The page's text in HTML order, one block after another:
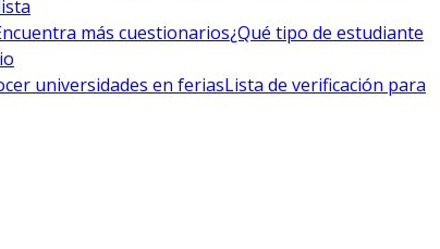
más cuestionarios¿Qué tipo de estudiante
universidades en feriasLista de verificación para